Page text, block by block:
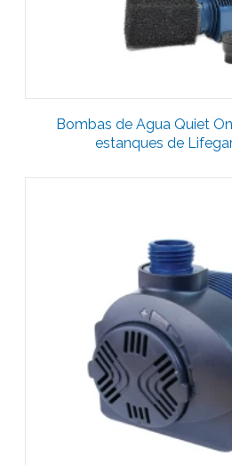
Bombas de Agua Quiet
estanques de